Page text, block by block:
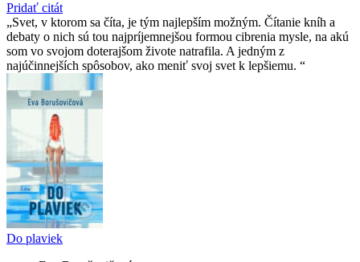
Pridať citát
Svet, v ktorom sa číta, je tým najlepším možným. Čítanie kníh a
debaty o nich sú tou najpríjemnejšou formou cibrenia mysle, na akú
som vo svojom doterajšom živote natrafila. A jedným z
najúčinnejších spôsobov, ako meniť svoj svet k lepšiemu.
Do plaviek